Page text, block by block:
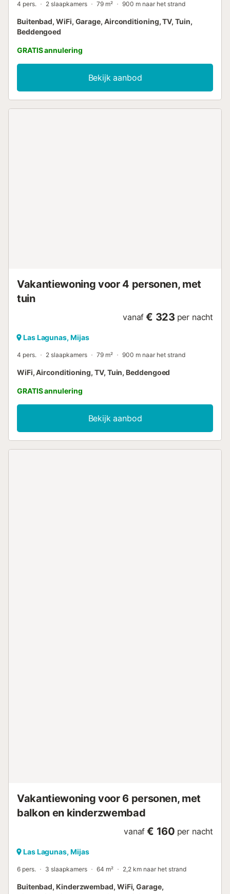
4 pers. 2 slaapkamers 79 m² 900 m naar het strand
Buitenbad, WiFi, Garage, Airconditioning, TV, Tuin,
Beddengoed
GRATIS annulering
Bekijk aanbod
Vakantiewoning voor 4 personen, met
tuin
vanaf € 323 per nacht
Las Lagunas, Mijas
4 pers. 2 slaapkamers 79 m² 900 m naar het strand
WiFi, Airconditioning, TV, Tuin, Beddengoed
GRATIS annulering
Bekijk aanbod
Vakantiewoning voor 6 personen, met
balkon en kinderzwembad
vanaf € 160 per nacht
Las Lagunas, Mijas
6 pers. 3 slaapkamers 64 m² 2,2 km naar het strand
Buitenbad, Kinderzwembad, WiFi, Garage,